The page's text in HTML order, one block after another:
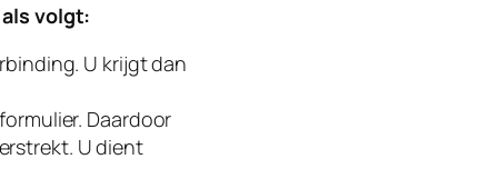
volgt:
U krijgt dan
Daardoor
U dient